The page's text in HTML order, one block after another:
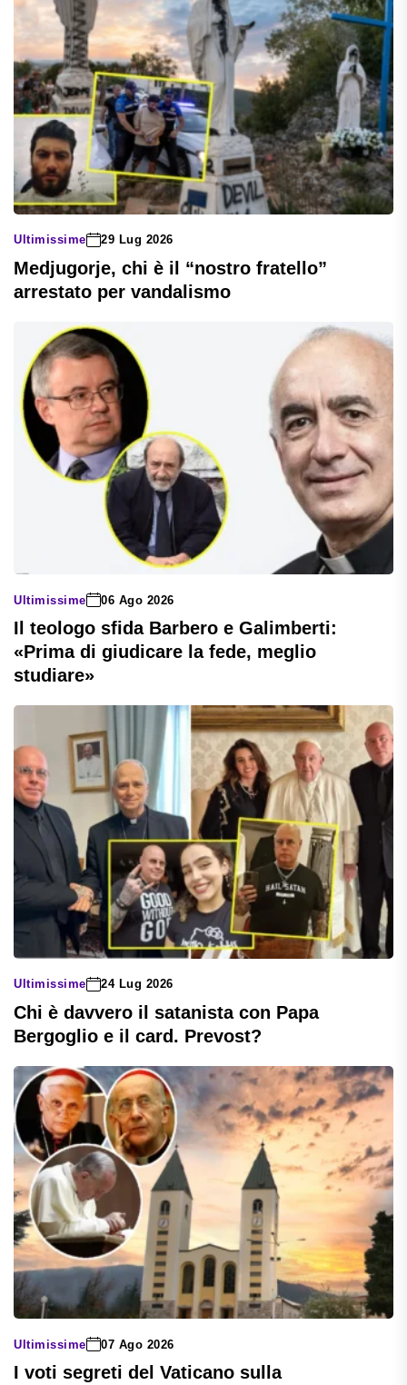
Ultimissime 29 Lug 2026
Medjugorje, chi è il “nostro fratello”
arrestato per vandalismo
Ultimissime 06 Ago 2026
Il teologo sfida Barbero e Galimberti:
«Prima di giudicare la fede, meglio
studiare»
Ultimissime 24 Lug 2026
Chi è davvero il satanista con Papa
Bergoglio e il card. Prevost?
Ultimissime 07 Ago 2026
I voti segreti del Vaticano sulla